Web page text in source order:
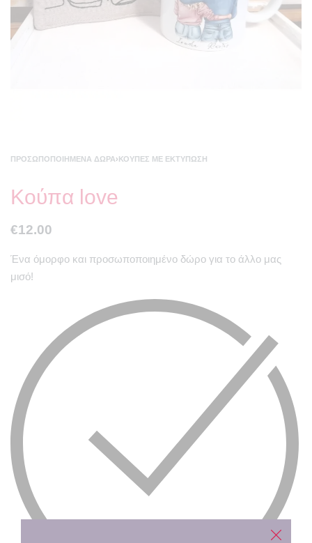
ΠΡΟΣΩΠΟΠΟΙΗΜΈΝΑ ΔΏΡΑ›ΚΟΎΠΕΣ ΜΕ ΕΚΤΎΠΩΣΗ
Κούπα love
€12.00
Ένα όμορφο και προσωποποιημένο δώρο για το άλλο μας
μισό!